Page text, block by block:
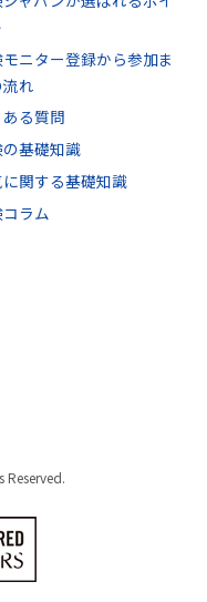
ニター登録から参加ま
れ
ある質問
基礎知識
関する基礎知識
ラム
Reserved.